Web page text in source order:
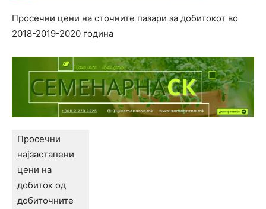
Просечни цени на сточните пазари за добитокот во
2018-2019-2020 година
Просечни
најзастапени
цени на
добиток од
добиточните